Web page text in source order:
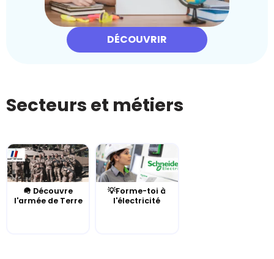
DÉCOUVRIR
Secteurs et métiers
🪖 Découvre
l'armée de Terre
💡Forme-toi à
l'électricité